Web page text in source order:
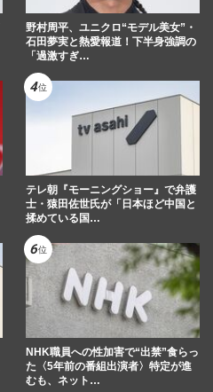
野村周平、ユニクロ“モデル美女”・
石田夢実と熱愛報道！下半身強調の
「過激すぎ…
テレ朝『モーニングショー』で弁護
士・猿田佐世氏が「日本ほど中国と
揉めている国…
NHK職員への性加害で“出禁”食らっ
た〈5年前の番組出演者〉特定が進
むも、ネット…